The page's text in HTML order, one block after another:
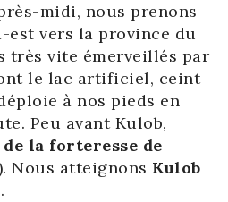
midi, nous prenons
vers la province du
très vite émerveillés par
le lac artificiel, ceint
à nos pieds en
Peu avant Kulob,
la forteresse de
Nous atteignons Kulob